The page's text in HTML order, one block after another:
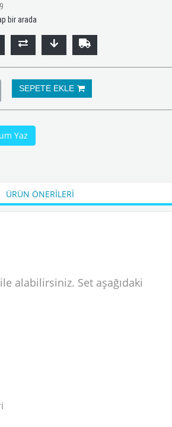
bir arada
Yaz
ÜRÜN ÖNERILERI
alabilirsiniz. Set aşağıdaki